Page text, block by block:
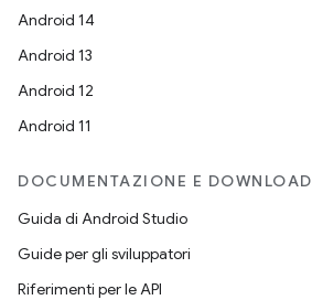
Android 14
Android 13
Android 12
Android 11
DOCUMENTAZIONE E DOWNLOAD
Guida di Android Studio
Guide per gli sviluppatori
Riferimenti per le API